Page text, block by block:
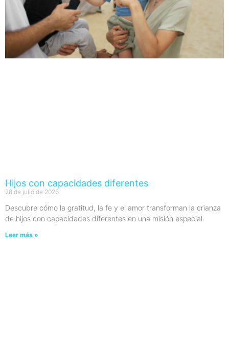
Hijos con capacidades diferentes
28 de julio de 2026
Descubre cómo la gratitud, la fe y el amor transforman la crianza
de hijos con capacidades diferentes en una misión especial.
Leer más »